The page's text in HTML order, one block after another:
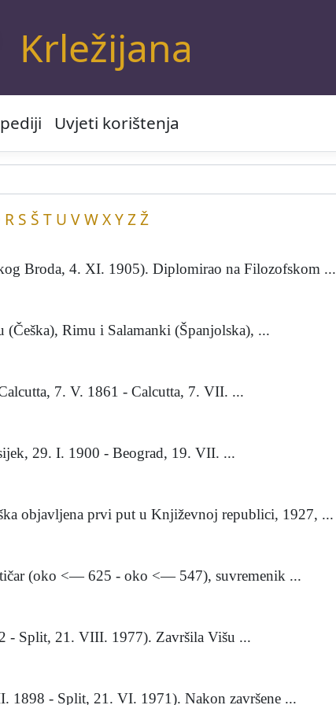
Krležijana
Uvjeti korištenja
R S Š T U VWXYZŽ
Broda, 4. XI. 1905). Diplomirao na Filozofskom ...
Rimu i Salamanki (Španjolska), ...
7. V. 1861 - Calcutta, 7. VII. ...
29. I. 1900 - Beograd, 19. VII. ...
objavljena prvi put u Književnoj republici, 1927, ...
(oko <— 625 - oko <— 547), suvremenik ...
- Split, 21. VIII. 1977). Završila Višu ...
1898 - Split, 21. VI. 1971). Nakon završene ...